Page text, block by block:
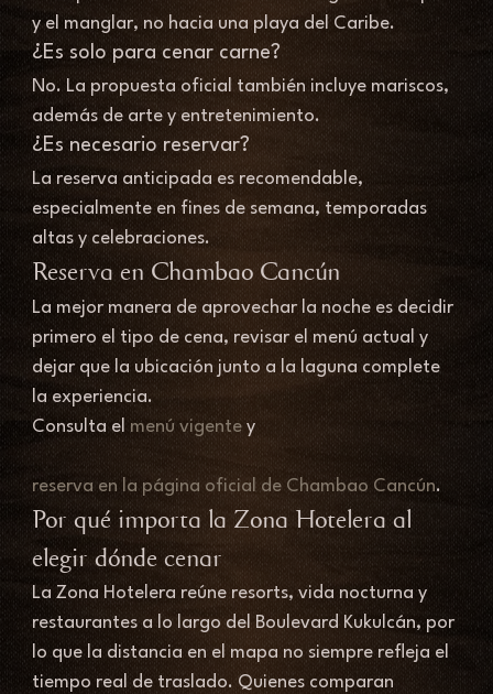
y el manglar, no hacia una playa del Caribe.
¿Es solo para cenar carne?
No. La propuesta oficial también incluye mariscos,
además de arte y entretenimiento.
¿Es necesario reservar?
La reserva anticipada es recomendable,
especialmente en fines de semana, temporadas
altas y celebraciones.
Reserva en Chambao Cancún
La mejor manera de aprovechar la noche es decidir
primero el tipo de cena, revisar el menú actual y
dejar que la ubicación junto a la laguna complete
la experiencia.
Consulta el menú vigente y
reserva en la página oficial de Chambao Cancún.
Por qué importa la Zona Hotelera al
elegir dónde cenar
La Zona Hotelera reúne resorts, vida nocturna y
restaurantes a lo largo del Boulevard Kukulcán, por
lo que la distancia en el mapa no siempre refleja el
tiempo real de traslado. Quienes comparan